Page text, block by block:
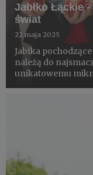
Jabłko Łąckie
świat
22 maja 2025
Jabłka
należą do
unikatowemu